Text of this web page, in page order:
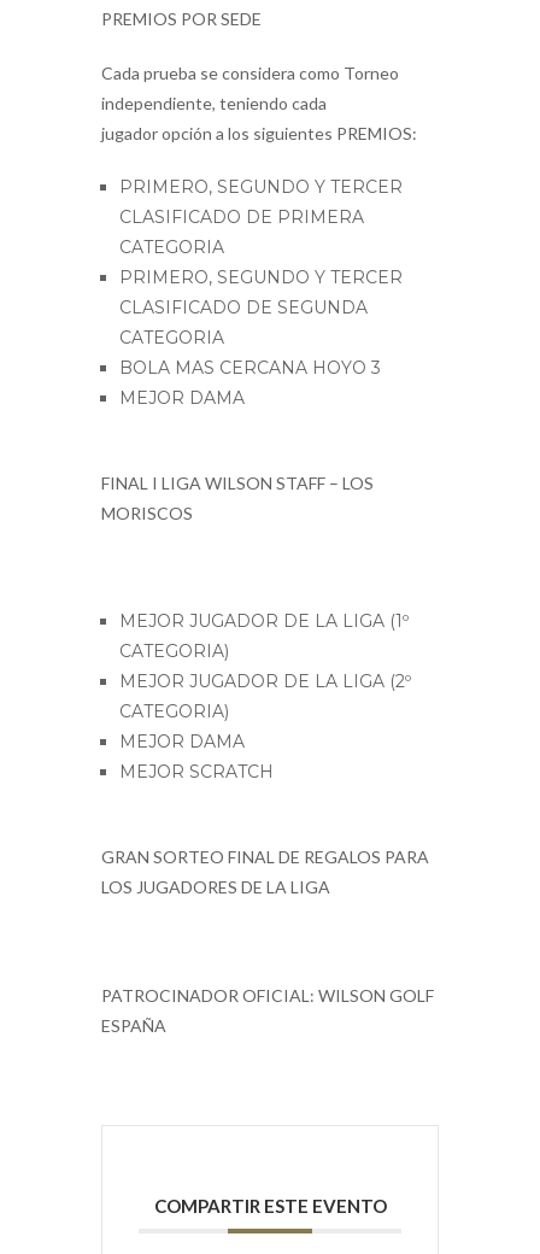
PREMIOS POR SEDE
Cada prueba se considera como Torneo
independiente, teniendo cada
jugador opción a los siguientes PREMIOS:
PRIMERO, SEGUNDO Y TERCER
CLASIFICADO DE PRIMERA
CATEGORIA
PRIMERO, SEGUNDO Y TERCER
CLASIFICADO DE SEGUNDA
CATEGORIA
BOLA MAS CERCANA HOYO 3
MEJOR DAMA
FINAL I LIGA WILSON STAFF – LOS
MORISCOS
MEJOR JUGADOR DE LA LIGA (1º
CATEGORIA)
MEJOR JUGADOR DE LA LIGA (2º
CATEGORIA)
MEJOR DAMA
MEJOR SCRATCH
GRAN SORTEO FINAL DE REGALOS PARA
LOS JUGADORES DE LA LIGA
PATROCINADOR OFICIAL: WILSON GOLF
ESPAÑA
COMPARTIR ESTE EVENTO